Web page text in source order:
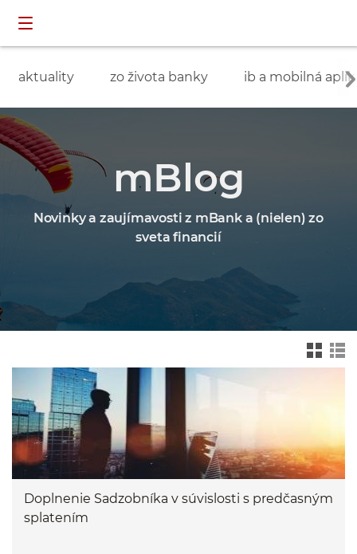
aktuality zo života banky ib a mobilná
mBlog
Novinky a zaujímavosti z mBank a (nielen) zo
sveta financií
widok drz
ewa
felkowy
Doplnenie Sadzobníka v súvislosti s predčasným
splatením